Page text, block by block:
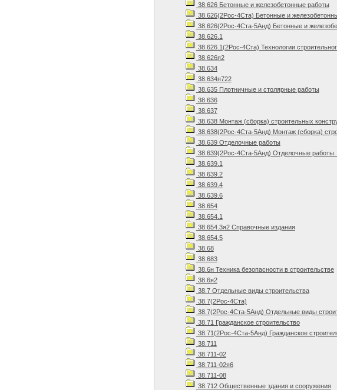
38.626 Бетонные и железобетонные работы
38.626(2Рос-4Ста) Бетонные и
38.626(2Рос-4Ста-5Анд) Бетонные и
38.626.1
38.626.1(2Рос-4Ста) Технологии
38.626я2
38.634
38.634я722
38.635 Плотничные и столярные работы
38.636
38.637
38.638 Монтаж (сборка) строительных
38.638(2Рос-4Ста-5Анд) Монтаж (сборка)
38.639 Отделочные работы
38.639(2Рос-4Ста-5Анд) Отделочные работы.
38.639.1
38.639.2
38.639.4
38.639.6
38.654
38.654.1
38.654.3я2 Справочные издания
38.654.5
38.68
38.683
38.6н Техника безопасности в строительстве
38.6я2
38.7 Отдельные виды строительства
38.7(2Рос-4Ста)
38.7(2Рос-4Ста-5Анд) Отдельные виды
38.71 Гражданское строительство
38.71(2Рос-4Ста-5Анд) Гражданское
38.711
38.711-02
38.711-02я6
38.711-08
38.712 Общественные здания и сооружения